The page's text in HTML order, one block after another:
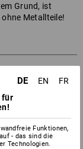
Grund, ist
Metallteile!
oder
gewonnen
Die
nach dem
kann
DE EN
FR
für
Funktionen,
- das sind die
Technologien.